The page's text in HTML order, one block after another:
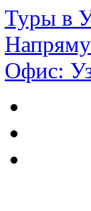
Туры в
Офис: